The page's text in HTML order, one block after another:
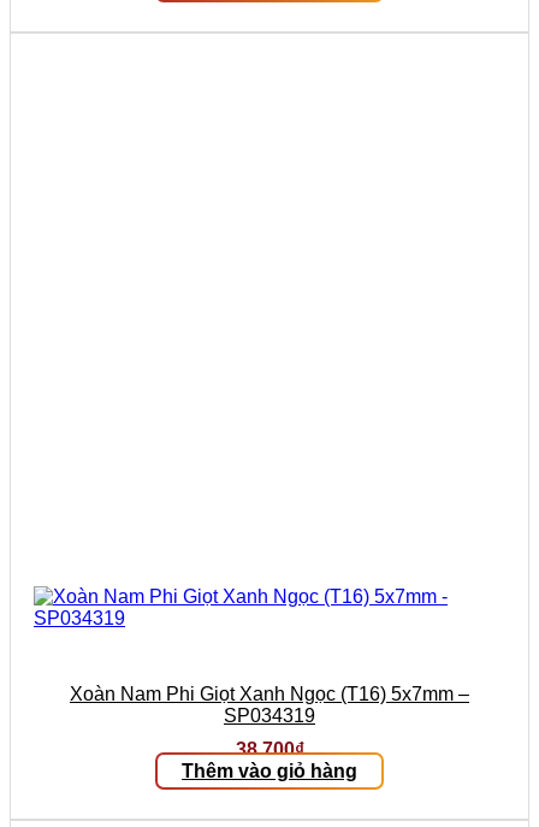
Xoàn Nam Phi Giọt Xanh Ngọc (T16) 5x7mm –
SP034319
38.700₫
Thêm vào giỏ hàng